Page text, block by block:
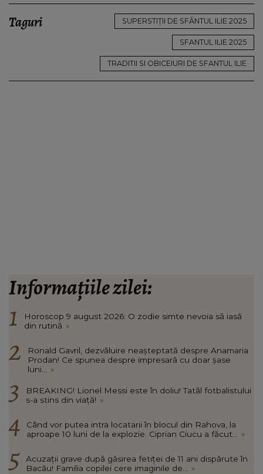
Taguri SUPERSTIȚII DE SFÂNTUL ILIE 2025
SFANTUL ILIE 2025
TRADITII SI OBICEIURI DE SFANTUL ILIE
Informațiile zilei:
Horoscop 9 august 2026: O zodie simte nevoia să iasă
din rutină »
Ronald Gavril, dezvăluire neașteptată despre Anamaria
Prodan! Ce spunea despre impresară cu doar șase
luni... »
BREAKING! Lionel Messi este în doliu! Tatăl fotbalistului
s-a stins din viață! »
Când vor putea intra locatarii în blocul din Rahova, la
aproape 10 luni de la explozie. Ciprian Ciucu a făcut... »
Acuzații grave după găsirea fetiței de 11 ani dispărute în
Bacău! Familia copilei cere imaginile de... »